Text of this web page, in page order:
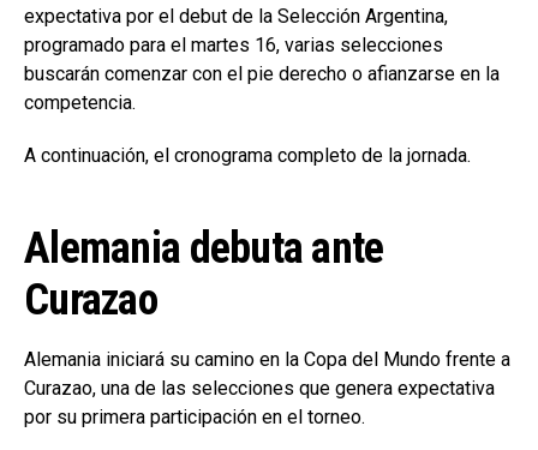
expectativa por el debut de la Selección Argentina,
programado para el martes 16, varias selecciones
buscarán comenzar con el pie derecho o afianzarse en la
competencia.
A continuación, el cronograma completo de la jornada.
Alemania debuta ante
Curazao
Alemania iniciará su camino en la Copa del Mundo frente a
Curazao, una de las selecciones que genera expectativa
por su primera participación en el torneo.